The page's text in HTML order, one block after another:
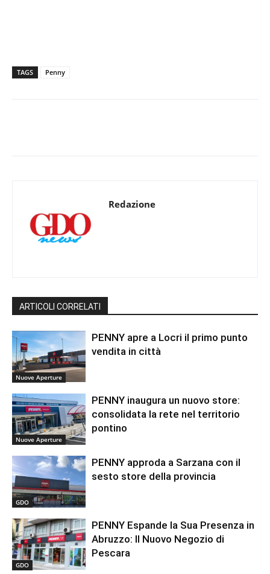
TAGS Penny
Redazione
ARTICOLI CORRELATI
Nuove Aperture
PENNY apre a Locri il primo punto
vendita in città
Nuove Aperture
PENNY inaugura un nuovo store:
consolidata la rete nel territorio
pontino
GDO
PENNY approda a Sarzana con il
sesto store della provincia
GDO
PENNY Espande la Sua Presenza in
Abruzzo: Il Nuovo Negozio di
Pescara